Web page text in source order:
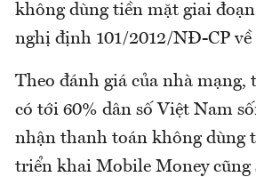
không dùng tiền mặt giai
nghị định 101/2012/NĐ-CP
Theo đánh giá của nhà
có tới 60% dân số Việt Nam
nhận thanh toán không dùng
triển khai Mobile Money cũng